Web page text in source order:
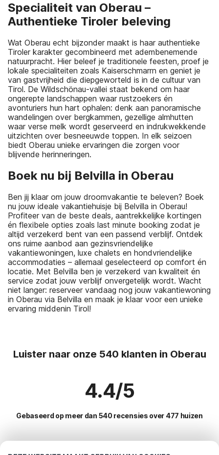
Specialiteit van Oberau –
Authentieke Tiroler beleving
Wat Oberau echt bijzonder maakt is haar authentieke
Tiroler karakter gecombineerd met adembenemende
natuurpracht. Hier beleef je traditionele feesten, proef je
lokale specialiteiten zoals Kaiserschmarrn en geniet je
van gastvrijheid die diepgeworteld is in de cultuur van
Tirol. De Wildschönau-vallei staat bekend om haar
ongerepte landschappen waar rustzoekers én
avonturiers hun hart ophalen: denk aan panoramische
wandelingen over bergkammen, gezellige almhutten
waar verse melk wordt geserveerd en indrukwekkende
uitzichten over besneeuwde toppen. In elk seizoen
biedt Oberau unieke ervaringen die zorgen voor
blijvende herinneringen.
Boek nu bij Belvilla in Oberau
Ben jij klaar om jouw droomvakantie te beleven? Boek
nu jouw ideale vakantiehuisje bij Belvilla in Oberau!
Profiteer van de beste deals, aantrekkelijke kortingen
én flexibele opties zoals last minute booking zodat je
altijd verzekerd bent van een passend verblijf. Ontdek
ons ruime aanbod aan gezinsvriendelijke
vakantiewoningen, luxe chalets en hondvriendelijke
accommodaties – allemaal geselecteerd op comfort én
locatie. Met Belvilla ben je verzekerd van kwaliteit én
service zodat jouw verblijf onvergetelijk wordt. Wacht
niet langer: reserveer vandaag nog jouw vakantiewoning
in Oberau via Belvilla en maak je klaar voor een unieke
ervaring middenin Tirol!
Luister naar onze 540 klanten in Oberau
4.4/5
Gebaseerd op meer dan 540 recensies over 477 huizen